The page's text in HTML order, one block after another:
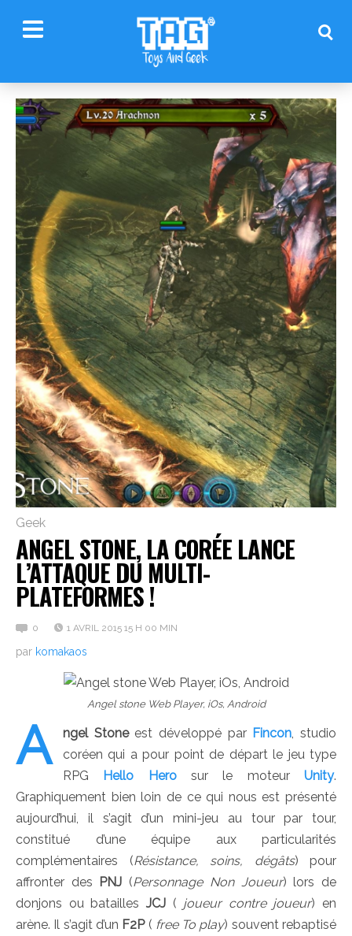
Geek
ANGEL STONE, LA CORÉE LANCE
L’ATTAQUE DU MULTI-
PLATEFORMES !
0 1 AVRIL 2015 15 H 00 MIN
par komakaos
Angel stone Web Player, iOs, Android
A ngel Stoneest développé par Fincon , studio
coréen qui a pour point de départ le jeu type
RPG Hello Herosur le moteurUnity.
Graphiquement bien loin de ce qui nous est présenté
aujourd’hui, il s’agit d’un mini-jeu au tour par tour,
constitué d’une équipe aux particularités
complémentaires (Résistance, soins, dégâts) pour
affronter des PNJ (Personnage Non Joueur) lors de
donjons ou batailles JCJ( joueur contre joueur) en
arène. Il s’agit d’un F2P( free To play) souvent rebaptisé